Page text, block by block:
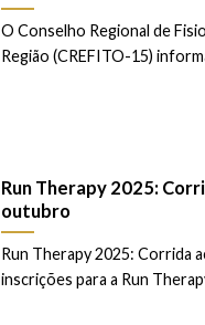
O Conselho Regional de
Região (CREFITO-15)
Run Therapy 2025:
outubro
Run Therapy 2025: Corrida
inscrições para a Run